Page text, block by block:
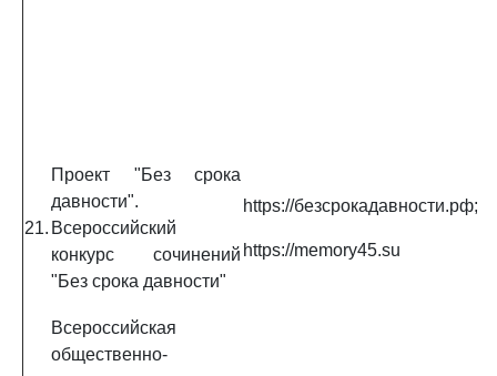
21.
Проект "Без срока
давности".
Всероссийский
конкурс сочинений
"Без срока давности"
https://безсрокадавности.рф;
https://memory45.su
Всероссийская
общественно-